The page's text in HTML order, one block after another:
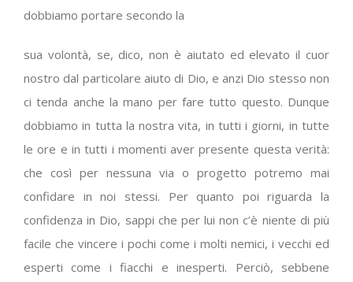
dobbiamo portare secondo la
sua volontà, se, dico, non è aiutato ed elevato il cuor
nostro dal particolare aiuto di Dio, e anzi Dio stesso non
ci tenda anche la mano per fare tutto questo. Dunque
dobbiamo in tutta la nostra vita, in tutti i giorni, in tutte
le ore e in tutti i momenti aver presente questa verità:
che così per nessuna via o progetto potremo mai
confidare in noi stessi. Per quanto poi riguarda la
confidenza in Dio, sappi che per lui non c’è niente di più
facile che vincere i pochi come i molti nemici, i vecchi ed
esperti come i fiacchi e inesperti. Perciò, sebbene